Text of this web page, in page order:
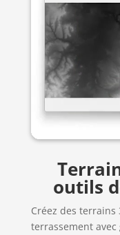
outils
Créez des terrains
terrassement